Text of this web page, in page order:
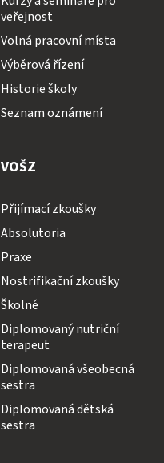
veřejnost
Volná pracovní místa
Výběrová řízení
Historie školy
Seznam oznámení
VOŠZ
Přijímací zkoušky
Absolutoria
Praxe
Nostrifikační zkoušky
Školné
Diplomovaný nutriční
terapeut
Diplomovaná všeobecná
sestra
Diplomovaná dětská
sestra